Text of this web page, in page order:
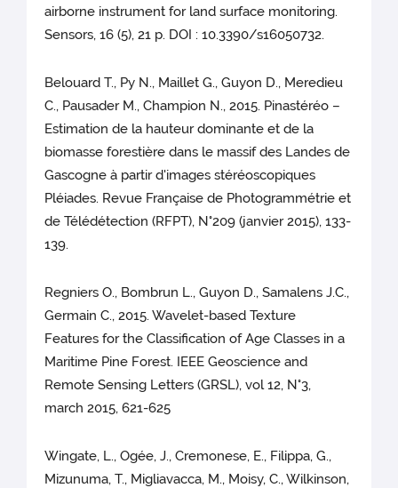
airborne instrument for land surface monitoring.
Sensors, 16 (5), 21 p. DOI : 10.3390/s16050732.
Belouard T., Py N., Maillet G., Guyon D., Meredieu
C., Pausader M., Champion N., 2015. Pinastéréo –
Estimation de la hauteur dominante et de la
biomasse forestière dans le massif des Landes de
Gascogne à partir d'images stéréoscopiques
Pléiades. Revue Française de Photogrammétrie et
de Télédétection (RFPT), N°209 (janvier 2015), 133-
139.
Regniers O., Bombrun L., Guyon D., Samalens J.C.,
Germain C., 2015. Wavelet-based Texture
Features for the Classification of Age Classes in a
Maritime Pine Forest. IEEE Geoscience and
Remote Sensing Letters (GRSL), vol 12, N°3,
march 2015, 621-625
Wingate, L., Ogée, J., Cremonese, E., Filippa, G.,
Mizunuma, T., Migliavacca, M., Moisy, C., Wilkinson,